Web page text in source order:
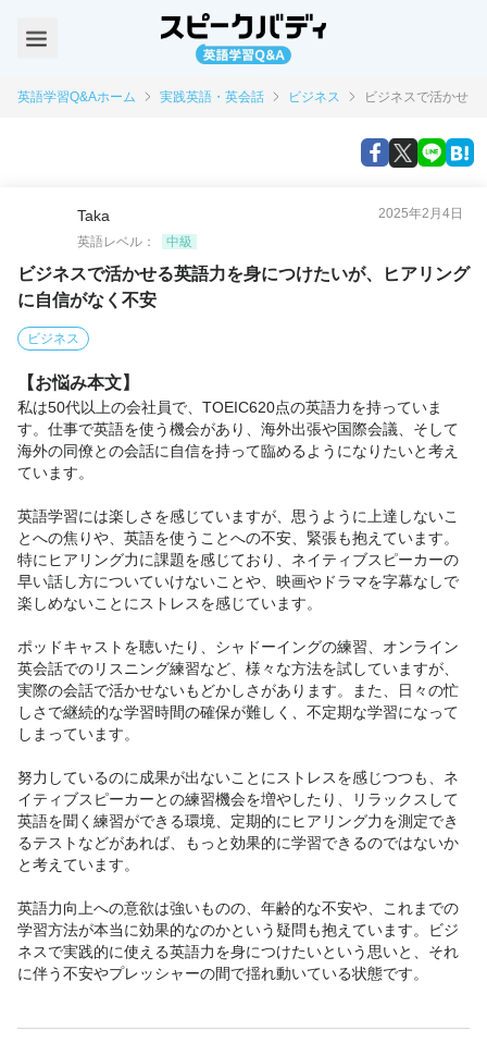
英語学習Q&Aホーム 実践英語・英会話 ビジネス ビジネスで活かせ
Taka
2025年2月4日
英語レベル：
中級
ビジネスで活かせる英語力を身につけたいが、ヒアリング
に自信がなく不安
ビジネス
【お悩み本文】
私は50代以上の会社員で、TOEIC620点の英語力を持っていま
す。仕事で英語を使う機会があり、海外出張や国際会議、そして
海外の同僚との会話に自信を持って臨めるようになりたいと考え
ています。
英語学習には楽しさを感じていますが、思うように上達しないこ
とへの焦りや、英語を使うことへの不安、緊張も抱えています。
特にヒアリング力に課題を感じており、ネイティブスピーカーの
早い話し方についていけないことや、映画やドラマを字幕なしで
楽しめないことにストレスを感じています。
ポッドキャストを聴いたり、シャドーイングの練習、オンライン
英会話でのリスニング練習など、様々な方法を試していますが、
実際の会話で活かせないもどかしさがあります。また、日々の忙
しさで継続的な学習時間の確保が難しく、不定期な学習になって
しまっています。
努力しているのに成果が出ないことにストレスを感じつつも、ネ
イティブスピーカーとの練習機会を増やしたり、リラックスして
英語を聞く練習ができる環境、定期的にヒアリング力を測定でき
るテストなどがあれば、もっと効果的に学習できるのではないか
と考えています。
英語力向上への意欲は強いものの、年齢的な不安や、これまでの
学習方法が本当に効果的なのかという疑問も抱えています。ビジ
ネスで実践的に使える英語力を身につけたいという思いと、それ
に伴う不安やプレッシャーの間で揺れ動いている状態です。